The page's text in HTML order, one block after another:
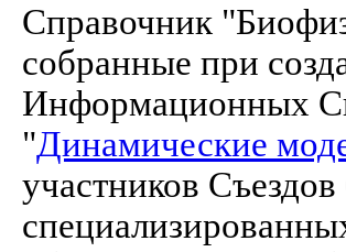
Справочник
собранные при
Информационных
"Динамические
участников